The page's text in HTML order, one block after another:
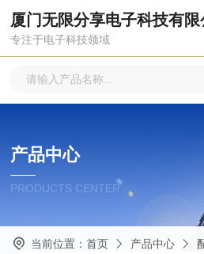
厦门无限分享电子科技有限
专注于电子科技领域
产品中心
PRODUCTS CENTER
当前位置： 首页 产品中心